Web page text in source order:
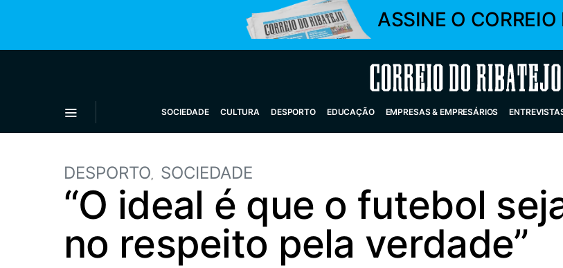
ASSINE O CORREIO
Correio do Ribatejo
SOCIEDADE CULTURA DESPORTO EDUCAÇÃO EMPRESAS & EMPRESÁRIOS
DESPORTO SOCIEDADE
“O ideal é que o futebol
no respeito pela verdade”